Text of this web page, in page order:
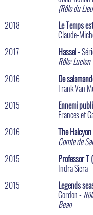
(Rôle du
2018
Le Temps
Claude-
2017
Hassel-
Rôle: Lucien
2016
De
Frank Van
2015
Ennemi
Frances et
2016
The Halcyon
Comte de
2015
Professor T
Indra Siera -
2015
Legends
Gordon -
Bean